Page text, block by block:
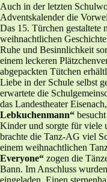
Auch in der letzten
Adventskalender die
Das 15. Türchen gestaltete
weihnachtlichen
Ruhe und Besinnlichkeit
einem leckeren
abgepackten Tütchen
Liebe in der Schule selbst
erwartete die
das Landestheater
Lebkuchenmann“
Kinder und sorgte für viele
brachte die Tanz-AG viel
einem weihnachtlichen
Everyone“ zogen die
Bann. Im Anschluss
eingeladen. Einen